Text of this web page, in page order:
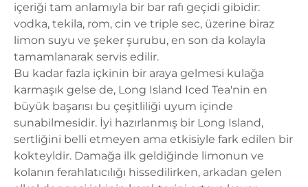
içeriği tam anlamıyla bir bar rafı geçidi gibidir:
vodka, tekila, rom, cin ve triple sec, üzerine biraz
limon suyu ve şeker şurubu, en son da kolayla
tamamlanarak servis edilir.
Bu kadar fazla içkinin bir araya gelmesi kulağa
karmaşık gelse de, Long Island Iced Tea'nin en
büyük başarısı bu çeşitliliği uyum içinde
sunabilmesidir. İyi hazırlanmış bir Long Island,
sertliğini belli etmeyen ama etkisiyle fark edilen bir
kokteyldir. Damağa ilk geldiğinde limonun ve
kolanın ferahlatıcılığı hissedilirken, arkadan gelen